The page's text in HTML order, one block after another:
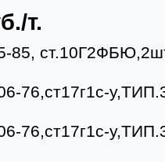
т.
85,
76,ст17г1с-
76,ст17г1с-